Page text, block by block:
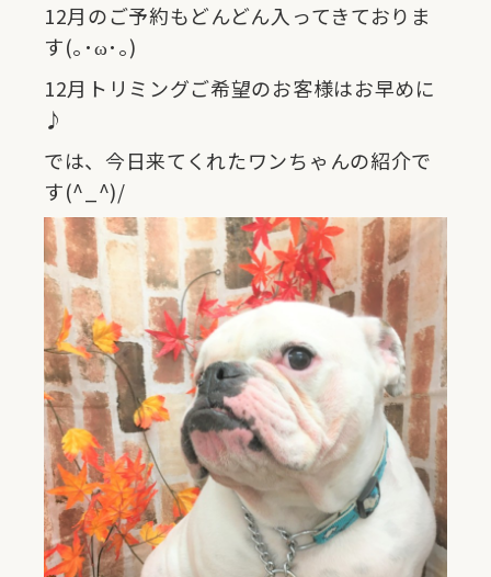
12月のご予約もどんどん入ってきておりま
す(｡･ω･｡)
12月トリミングご希望のお客様はお早めに
♪
では、今日来てくれたワンちゃんの紹介で
す(^_^)/